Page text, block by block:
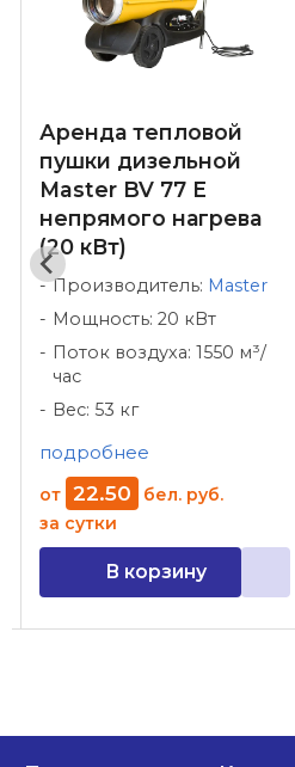
Аренда тепловой
пушки дизельной
Master BV 77 E
непрямого нагрева
(20 кВт)
Производитель: Master
Мощность: 20 кВт
Поток воздуха: 1550 м³/
час
Вес: 53 кг
подробнее
от 22.50
бел. руб.
за сутки
В корзину